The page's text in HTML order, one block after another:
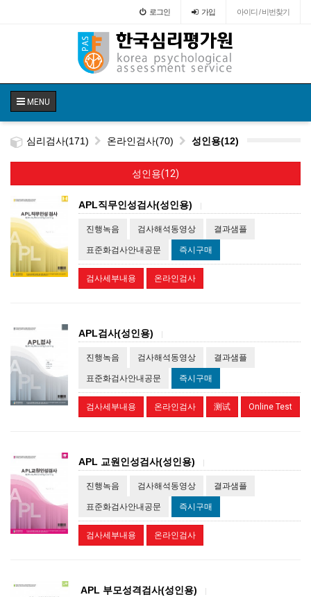
로그인 가입 아이디 / 비번찾기
MENU
심리검사(171) 온라인검사(70) 성인용(12)
성인용(12)
APL직무인성검사(성인용)
진행녹음 검사해석동영상 결과샘플
표준화검사안내공문 즉시구매
검사세부내용 온라인검사
APL검사(성인용)
진행녹음 검사해석동영상 결과샘플
표준화검사안내공문 즉시구매
검사세부내용 온라인검사 测试 Online Test
APL 교원인성검사(성인용)
진행녹음 검사해석동영상 결과샘플
표준화검사안내공문 즉시구매
검사세부내용 온라인검사
APL 부모성격검사(성인용)